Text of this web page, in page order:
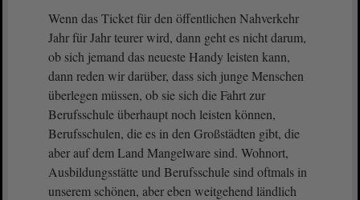
Wenn das Ticket für den öffentlichen Nahverkehr
Jahr für Jahr teurer wird, dann geht es nicht darum,
ob sich jemand das neueste Handy leisten kann,
dann reden wir darüber, dass sich junge Menschen
überlegen müssen, ob sie sich die Fahrt zur
Berufsschule überhaupt noch leisten können,
Berufsschulen, die es in den Großstädten gibt, die
aber auf dem Land Mangelware sind. Wohnort,
Ausbildungsstätte und Berufsschule sind oftmals in
unserem schönen, aber eben weitgehend ländlich